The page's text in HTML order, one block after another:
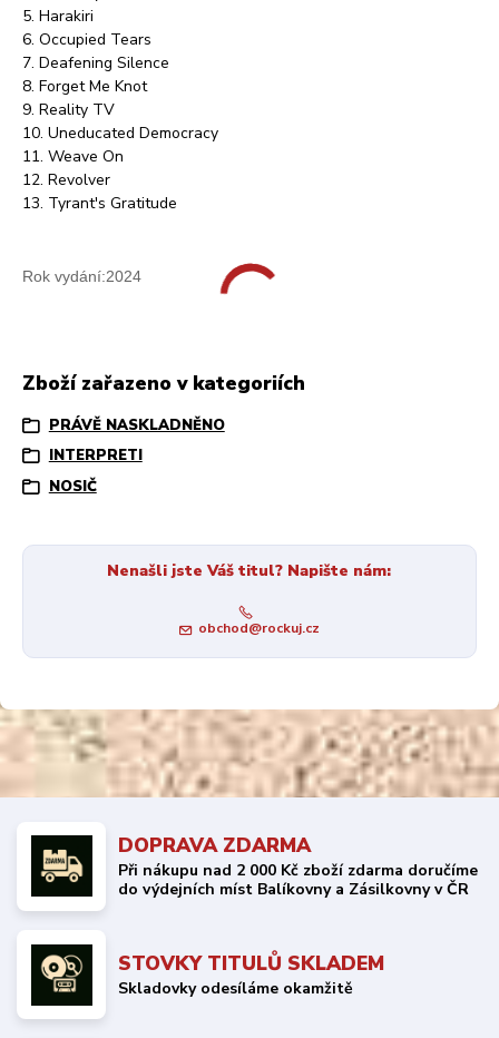
5. Harakiri
6. Occupied Tears
7. Deafening Silence
8. Forget Me Knot
9. Reality TV
10. Uneducated Democracy
11. Weave On
12. Revolver
13. Tyrant's Gratitude
Rok vydání:2024
Zboží zařazeno v kategoriích
PRÁVĚ NASKLADNĚNO
INTERPRETI
NOSIČ
Nenašli jste Váš titul? Napište nám:
obchod@rockuj.cz
DOPRAVA ZDARMA
Při nákupu nad 2 000 Kč zboží zdarma doručíme
do výdejních míst Balíkovny a Zásilkovny v ČR
STOVKY TITULŮ SKLADEM
Skladovky odesíláme okamžitě